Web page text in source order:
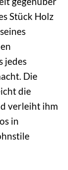
Stück Holz
jedes
Die
die
verleiht ihm
in